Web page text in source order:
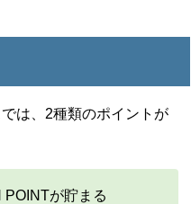
は、2種類のポイントが
が貯まる